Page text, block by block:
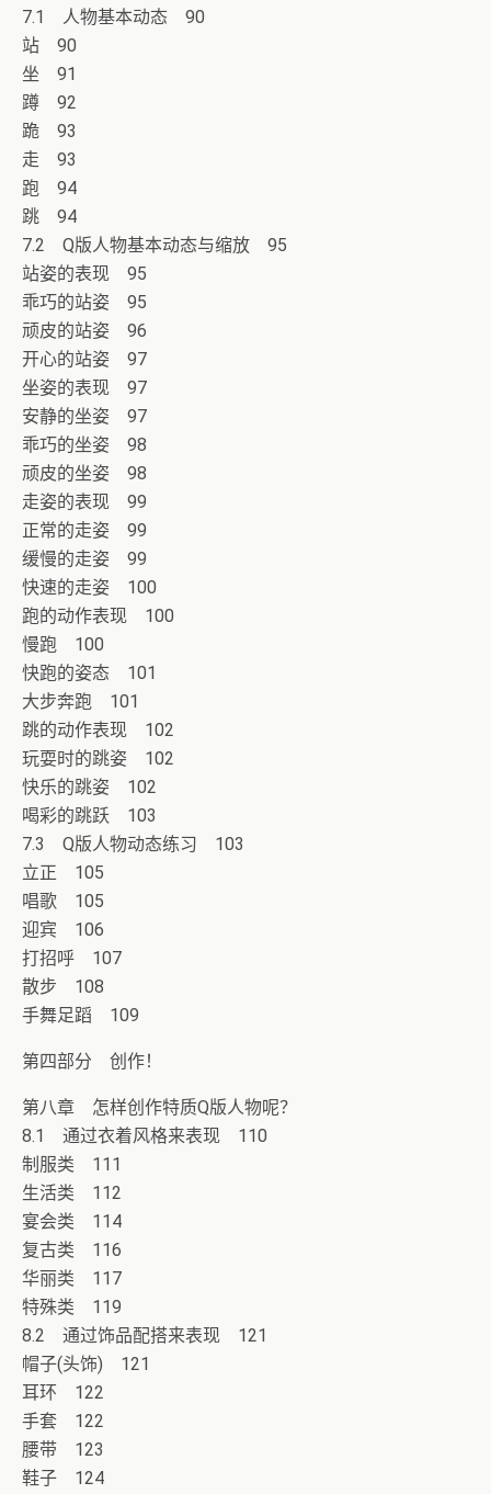
7.1 人物基本动态 90
站 90
坐 91
蹲 92
跪 93
走 93
跑 94
跳 94
7.2 Q版人物基本动态与缩放 95
站姿的表现 95
乖巧的站姿 95
顽皮的站姿 96
开心的站姿 97
坐姿的表现 97
安静的坐姿 97
乖巧的坐姿 98
顽皮的坐姿 98
走姿的表现 99
正常的走姿 99
缓慢的走姿 99
快速的走姿 100
跑的动作表现 100
慢跑 100
快跑的姿态 101
大步奔跑 101
跳的动作表现 102
玩耍时的跳姿 102
快乐的跳姿 102
喝彩的跳跃 103
7.3 Q版人物动态练习 103
立正 105
唱歌 105
迎宾 106
打招呼 107
散步 108
手舞足蹈 109
第四部分 创作！
第八章 怎样创作特质Q版人物呢？
8.1 通过衣着风格来表现 110
制服类 111
生活类 112
宴会类 114
复古类 116
华丽类 117
特殊类 119
8.2 通过饰品配搭来表现 121
帽子(头饰) 121
耳环 122
手套 122
腰带 123
鞋子 124